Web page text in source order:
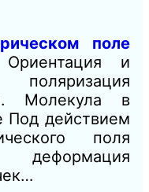
поле
и
Молекула в
Под действием
поля